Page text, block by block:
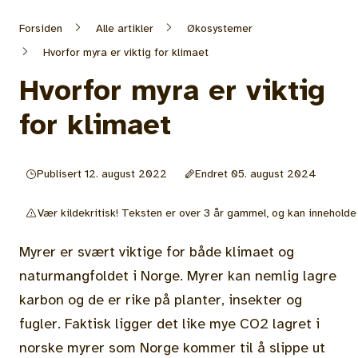
Forsiden Alle artikler
Økosystemer
Hvorfor myra er viktig for klimaet
Hvorfor myra er viktig
for klimaet
Publisert 12. august 2022 Endret 05. august 2024
Vær kildekritisk! Teksten er over 3 år gammel, og kan
Myrer er svært viktige for både klimaet og
naturmangfoldet i Norge. Myrer kan nemlig lagre
karbon og de er rike på planter, insekter og
fugler. Faktisk ligger det like mye CO2 lagret i
norske myrer som Norge kommer til å slippe ut